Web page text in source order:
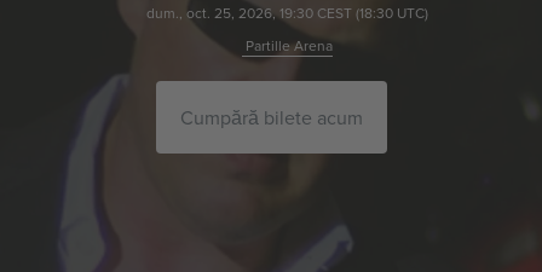
dum., oct. 25, 2026, 19:30 CEST(18:30 UTC)
Partille Arena
Cumpără bilete acum